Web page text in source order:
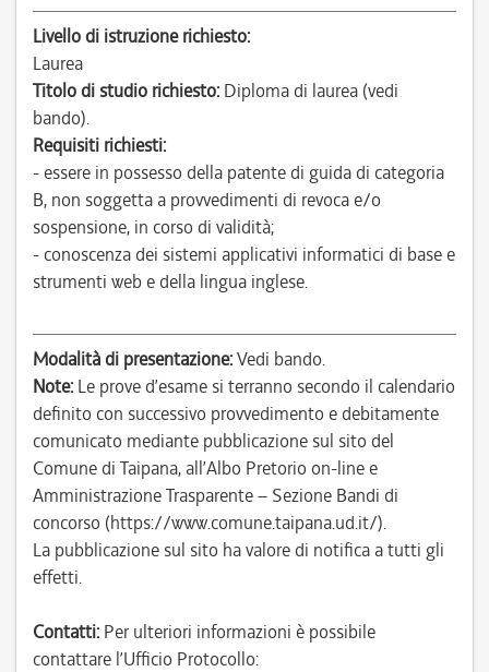
Livello di istruzione richiesto:
Laurea
Titolo di studio richiesto: Diploma di laurea (vedi
bando).
Requisiti richiesti:
- essere in possesso della patente di guida di categoria
B, non soggetta a provvedimenti di revoca e/o
sospensione, in corso di validità;
- conoscenza dei sistemi applicativi informatici di base e
strumenti web e della lingua inglese.
Modalità di presentazione:Vedi bando.
Note: Le prove d’esame si terranno secondo il calendario
definito con successivo provvedimento e debitamente
comunicato mediante pubblicazione sul sito del
Comune di Taipana, all’Albo Pretorio on-line e
Amministrazione Trasparente – Sezione Bandi di
concorso (https://www.comune.taipana.ud.it/).
La pubblicazione sul sito ha valore di notifica a tutti gli
effetti.
Contatti: Per ulteriori informazioni è possibile
contattare l’Ufficio Protocollo: